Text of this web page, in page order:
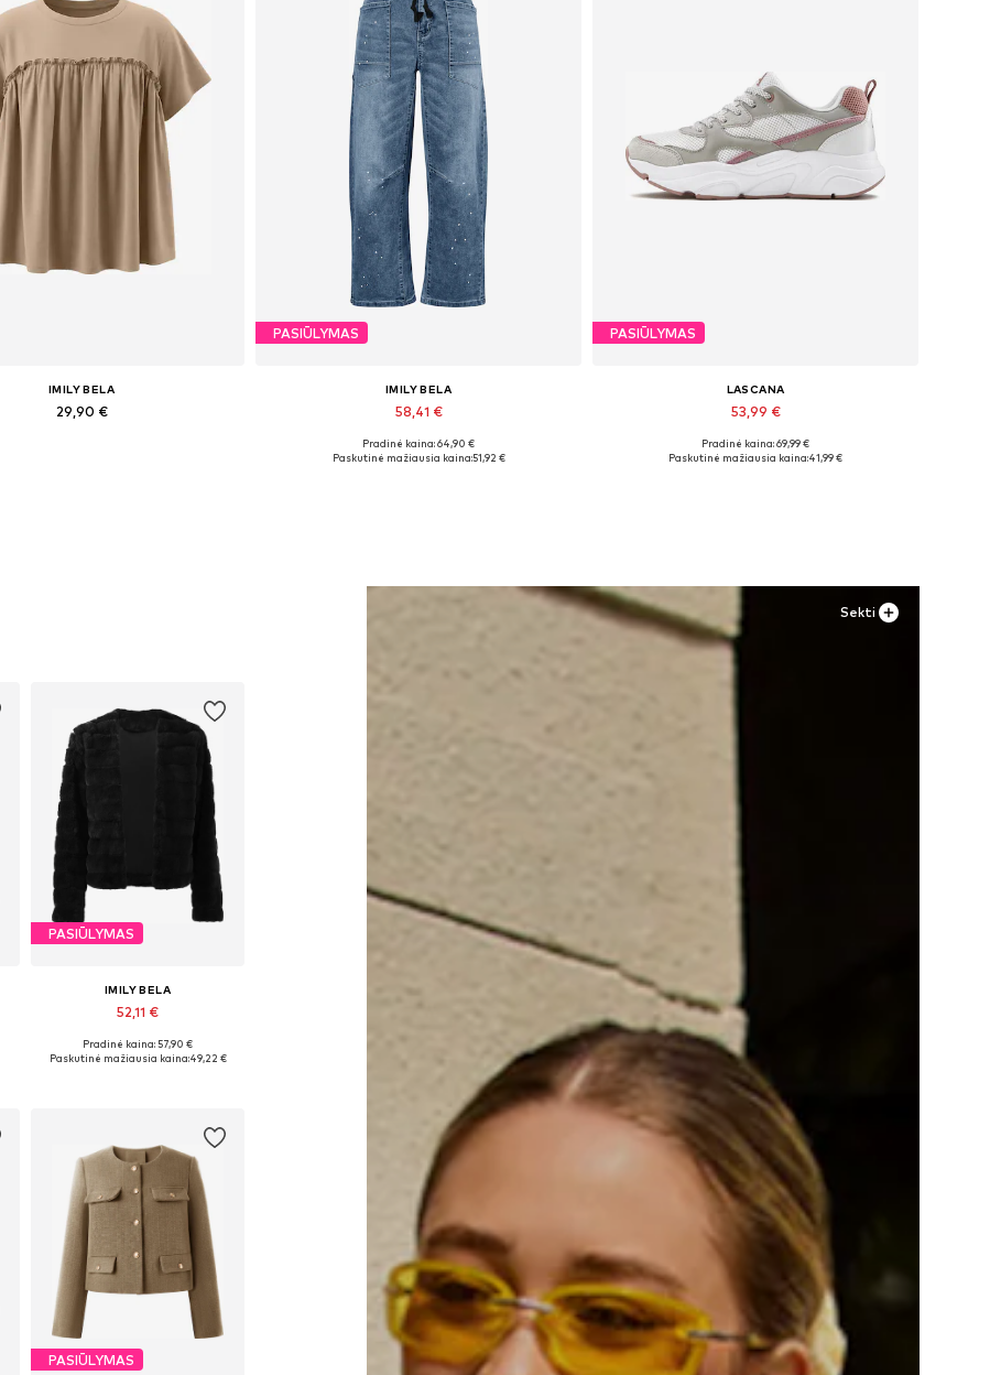
IMILY BELA
29,90 €
PASIŪLYMAS
IMILY BELA
58,41 €
Galimi dydžiai: 26 x 27, 27 x 28, 28 x 29
Pradinė kaina: 64,90 €
Paskutinė mažiausia kaina:51,92 €
PASIŪLYMAS
LASCANA
53,99 €
Galimi dydžiai: 36, 37, 38
Pradinė kaina: 69,99 €
Paskutinė mažiausia kaina:41,99 €
Sekti
PASIŪLYMAS
IMILY BELA
52,11 €
Galimi dydžiai: S, M, L, XL
Pradinė kaina: 57,90 €
Paskutinė mažiausia kaina:49,22 €
PASIŪLYMAS